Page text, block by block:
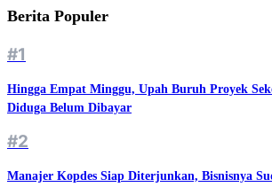
Berita Populer
#1
Hingga Empat Minggu, Upah Buruh Proyek
Diduga Belum Dibayar
#2
Manajer Kopdes Siap Diterjunkan, Bisnisnya